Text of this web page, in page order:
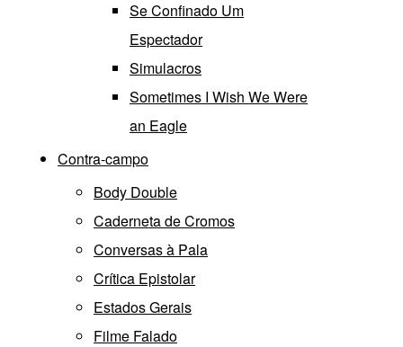
Se Confinado Um
Espectador
Simulacros
Sometimes I Wish We Were
an Eagle
Contra-campo
Body Double
Caderneta de Cromos
Conversas à Pala
Crítica Epistolar
Estados Gerais
Filme Falado